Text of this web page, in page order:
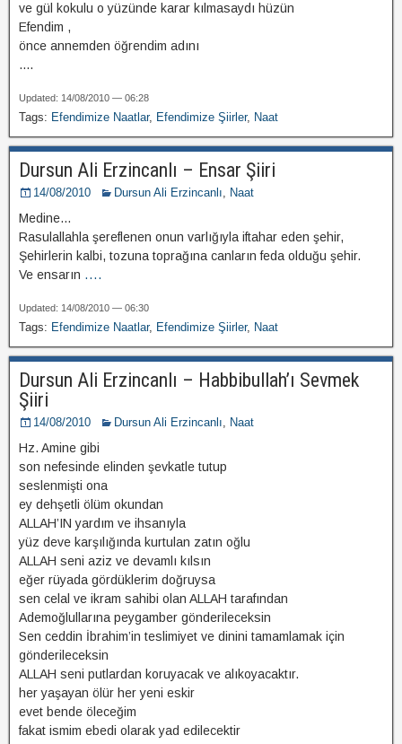
ve gül kokulu o yüzünde karar kılmasaydı hüzün
Efendim ,
önce annemden öğrendim adını
....
Updated: 14/08/2010 — 06:28
Tags: Efendimize Naatlar, Efendimize Şiirler, Naat
Dursun Ali Erzincanlı – Ensar Şiiri
14/08/2010 Dursun Ali Erzincanlı, Naat
Medine…
Rasulallahla şereflenen onun varlığıyla iftahar eden şehir,
Şehirlerin kalbi, tozuna toprağına canların feda olduğu şehir.
Ve ensarın ....
Updated: 14/08/2010 — 06:30
Tags: Efendimize Naatlar, Efendimize Şiirler, Naat
Dursun Ali Erzincanlı – Habbibullah’ı Sevmek
Şiiri
14/08/2010 Dursun Ali Erzincanlı, Naat
Hz. Amine gibi
son nefesinde elinden şevkatle tutup
seslenmişti ona
ey dehşetli ölüm okundan
ALLAH’IN yardım ve ihsanıyla
yüz deve karşılığında kurtulan zatın oğlu
ALLAH seni aziz ve devamlı kılsın
eğer rüyada gördüklerim doğruysa
sen celal ve ikram sahibi olan ALLAH tarafından
Ademoğlullarına peygamber gönderileceksin
Sen ceddin İbrahim’in teslimiyet ve dinini tamamlamak için
gönderileceksin
ALLAH seni putlardan koruyacak ve alıkoyacaktır.
her yaşayan ölür her yeni eskir
evet bende öleceğim
fakat ismim ebedi olarak yad edilecektir